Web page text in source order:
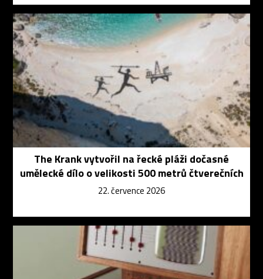
The Krank vytvořil na řecké pláži dočasné
umělecké dílo o velikosti 500 metrů čtverečních
22. července 2026